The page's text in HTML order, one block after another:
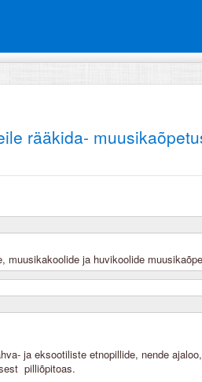
rääkida-
muusikakoolide ja huvikoolide
ja eksootiliste etnopillide, nende
pilliõpitoas.